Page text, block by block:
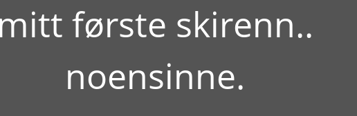
første skirenn..
noensinne.